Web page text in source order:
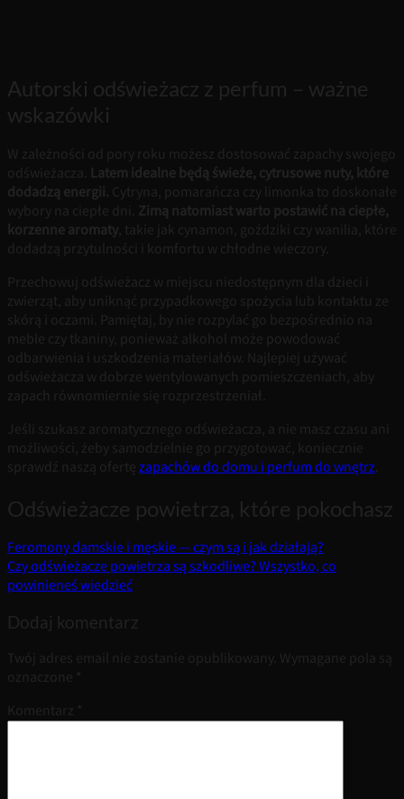
Autorski odświeżacz z perfum – ważne
wskazówki
W zależności od pory roku możesz dostosować zapachy swojego
odświeżacza. Latem idealne będą świeże, cytrusowe nuty, które
dodadzą energii. Cytryna, pomarańcza czy limonka to doskonałe
wybory na ciepłe dni. Zimą natomiast warto postawić na ciepłe,
korzenne aromaty, takie jak cynamon, goździki czy wanilia, które
dodadzą przytulności i komfortu w chłodne wieczory.
Przechowuj odświeżacz w miejscu niedostępnym dla dzieci i
zwierząt, aby uniknąć przypadkowego spożycia lub kontaktu ze
skórą i oczami. Pamiętaj, by nie rozpylać go bezpośrednio na
meble czy tkaniny, ponieważ alkohol może powodować
odbarwienia i uszkodzenia materiałów. Najlepiej używać
odświeżacza w dobrze wentylowanych pomieszczeniach, aby
zapach równomiernie się rozprzestrzeniał.
Jeśli szukasz aromatycznego odświeżacza, a nie masz czasu ani
możliwości, żeby samodzielnie go przygotować, koniecznie
sprawdź naszą ofertę zapachów do domu i perfum do wnętrz
Odświeżacze powietrza, które pokochasz
Feromony damskie i męskie — czym są i jak działają?
Czy odświeżacze powietrza są szkodliwe? Wszystko, co
powinieneś wiedzieć
Dodaj komentarz
Twój adres email nie zostanie opublikowany. Wymagane pola są
oznaczone
Komentarz